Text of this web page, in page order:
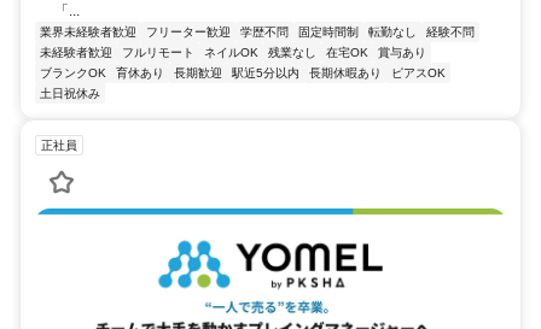
「...
業界未経験者歓迎 フリーター歓迎 学歴不問 固定時間制 転勤なし
経験不問
未経験者歓迎
フルリモート ネイルOK 残業なし 在宅OK
賞与あり
ブランクOK
育休あり 長期歓迎 駅近5分以内 長期休暇あり
ピアスOK
土日祝休み
正社員